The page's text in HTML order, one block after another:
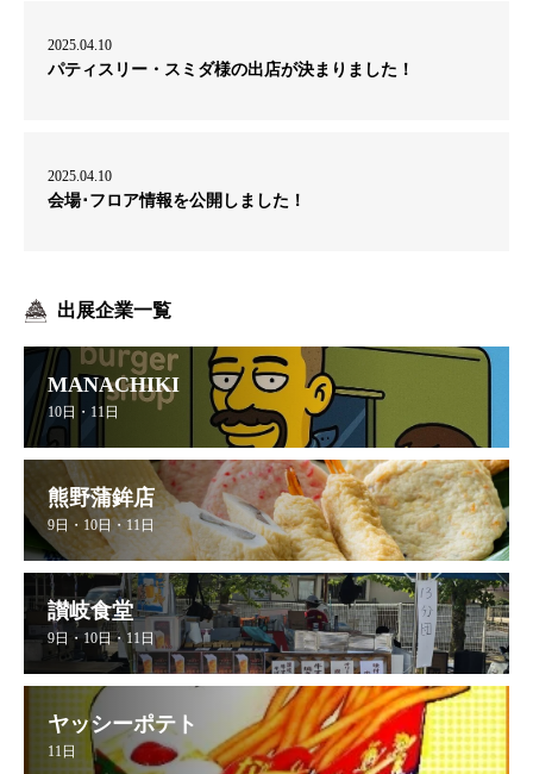
2025.04.10
パティスリー・スミダ様の出店が決まりました！
2025.04.10
会場･フロア情報を公開しました！
出展企業一覧
MANACHIKI
10日・11日
熊野蒲鉾店
9日・10日・11日
讃岐食堂
9日・10日・11日
ヤッシーポテト
11日